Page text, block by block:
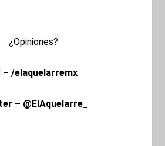
¿Opiniones?
– /elaquelarremx
– @ElAquelarre_